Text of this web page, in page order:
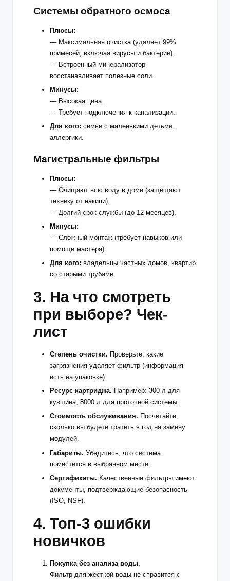
Системы обратного осмоса
Плюсы:
— Максимальная очистка (удаляет 99%
примесей, включая вирусы и бактерии).
— Встроенный минерализатор
восстанавливает полезные соли.
Минусы:
— Высокая цена.
— Требует подключения к канализации.
Для кого: семьи с маленькими детьми,
аллергики.
Магистральные фильтры
Плюсы:
— Очищают всю воду в доме (защищают
технику от накипи).
— Долгий срок службы (до 12 месяцев).
Минусы:
— Сложный монтаж (требует навыков или
помощи мастера).
Для кого: владельцы частных домов, квартир
со старыми трубами.
3. На что смотреть
при выборе? Чек-
лист
Степень очистки. Проверьте, какие
загрязнения удаляет фильтр (информация
есть на упаковке).
Ресурс картриджа. Например: 300 л для
кувшина, 8000 л для проточной системы.
Стоимость обслуживания. Посчитайте,
сколько вы будете тратить в год на замену
модулей.
Габариты. Убедитесь, что система
поместится в выбранном месте.
Сертификаты. Качественные фильтры имеют
документы, подтверждающие безопасность
(ISO, NSF).
4. Топ-3 ошибки
новичков
Покупка без анализа воды.
Фильтр для жесткой воды не справится с